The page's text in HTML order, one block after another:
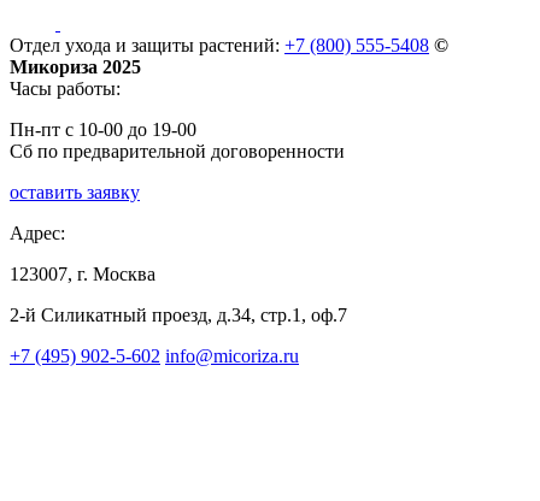
Отдел ухода и защиты растений: +7 (800) 555-5408 ©
Микориза 2025
Часы работы:
Пн-пт с 10-00 до 19-00
Сб по предварительной договоренности
оставить заявку
Адрес:
123007, г. Москва
2-й Силикатный проезд, д.34, стр.1, оф.7
+7 (495) 902-5-602 info@micoriza.ru